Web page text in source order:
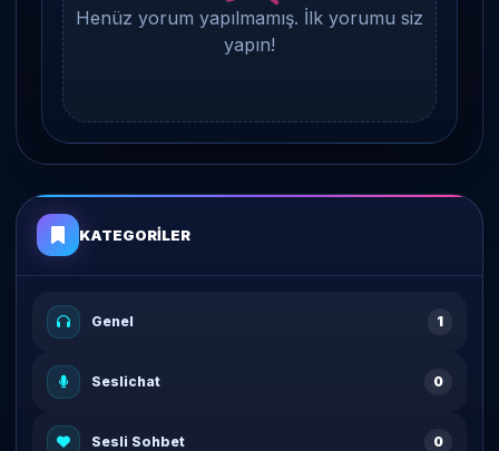
Henüz yorum yapılmamış. İlk yorumu siz
yapın!
KATEGORILER
Genel 1
Seslichat 0
Sesli Sohbet 0